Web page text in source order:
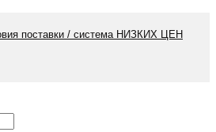
поставки / система НИЗКИХ ЦЕН